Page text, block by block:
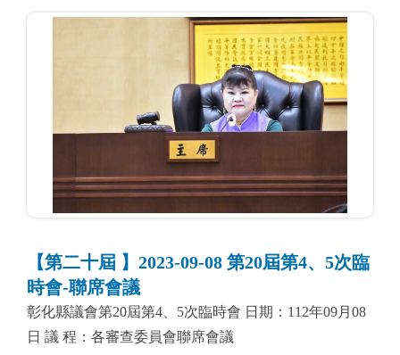
【第二十屆 】2023-09-08 第20屆第4、5次臨
時會-聯席會議
彰化縣議會第20屆第4、5次臨時會 日期：112年09月08
日 議 程：各審查委員會聯席會議